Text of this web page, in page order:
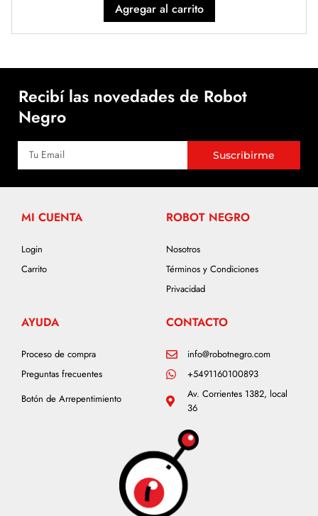
Agregar al carrito
Recibí las novedades de Robot
Negro
Suscribirme
MI CUENTA
Login
Carrito
ROBOT NEGRO
Nosotros
Términos y Condiciones
Privacidad
AYUDA
Proceso de compra
Preguntas frecuentes
Botón de Arrepentimiento
CONTACTO
info@robotnegro.com
+5491160100893
Av. Corrientes 1382, local
36